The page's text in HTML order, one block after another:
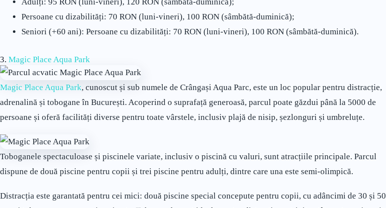
Persoane cu dizabilități: 70 RON (luni-vineri), 100 RON (sâmbătă-duminică);
Seniori (+60 ani): Persoane cu dizabilități: 70 RON (luni-vineri), 100 RON (sâmbătă-duminică).
3. Magic Place Aqua Park
Magic Place Aqua Park, cunoscut și sub numele de Crângași Aqua Parc, este un loc popular pentru distracție,
adrenalină și tobogane în București. Acoperind o suprafață generoasă, parcul poate găzdui până la 5000 de
persoane și oferă facilități diverse pentru toate vârstele, inclusiv plajă de nisip, șezlonguri și umbreluțe.
Toboganele spectaculoase și piscinele variate, inclusiv o piscină cu valuri, sunt atracțiile principale. Parcul
dispune de două piscine pentru copii și trei piscine pentru adulți, dintre care una este semi-olimpică.
Distracția este garantată pentru cei mici: două piscine special concepute pentru copii, cu adâncimi de 30 și 50